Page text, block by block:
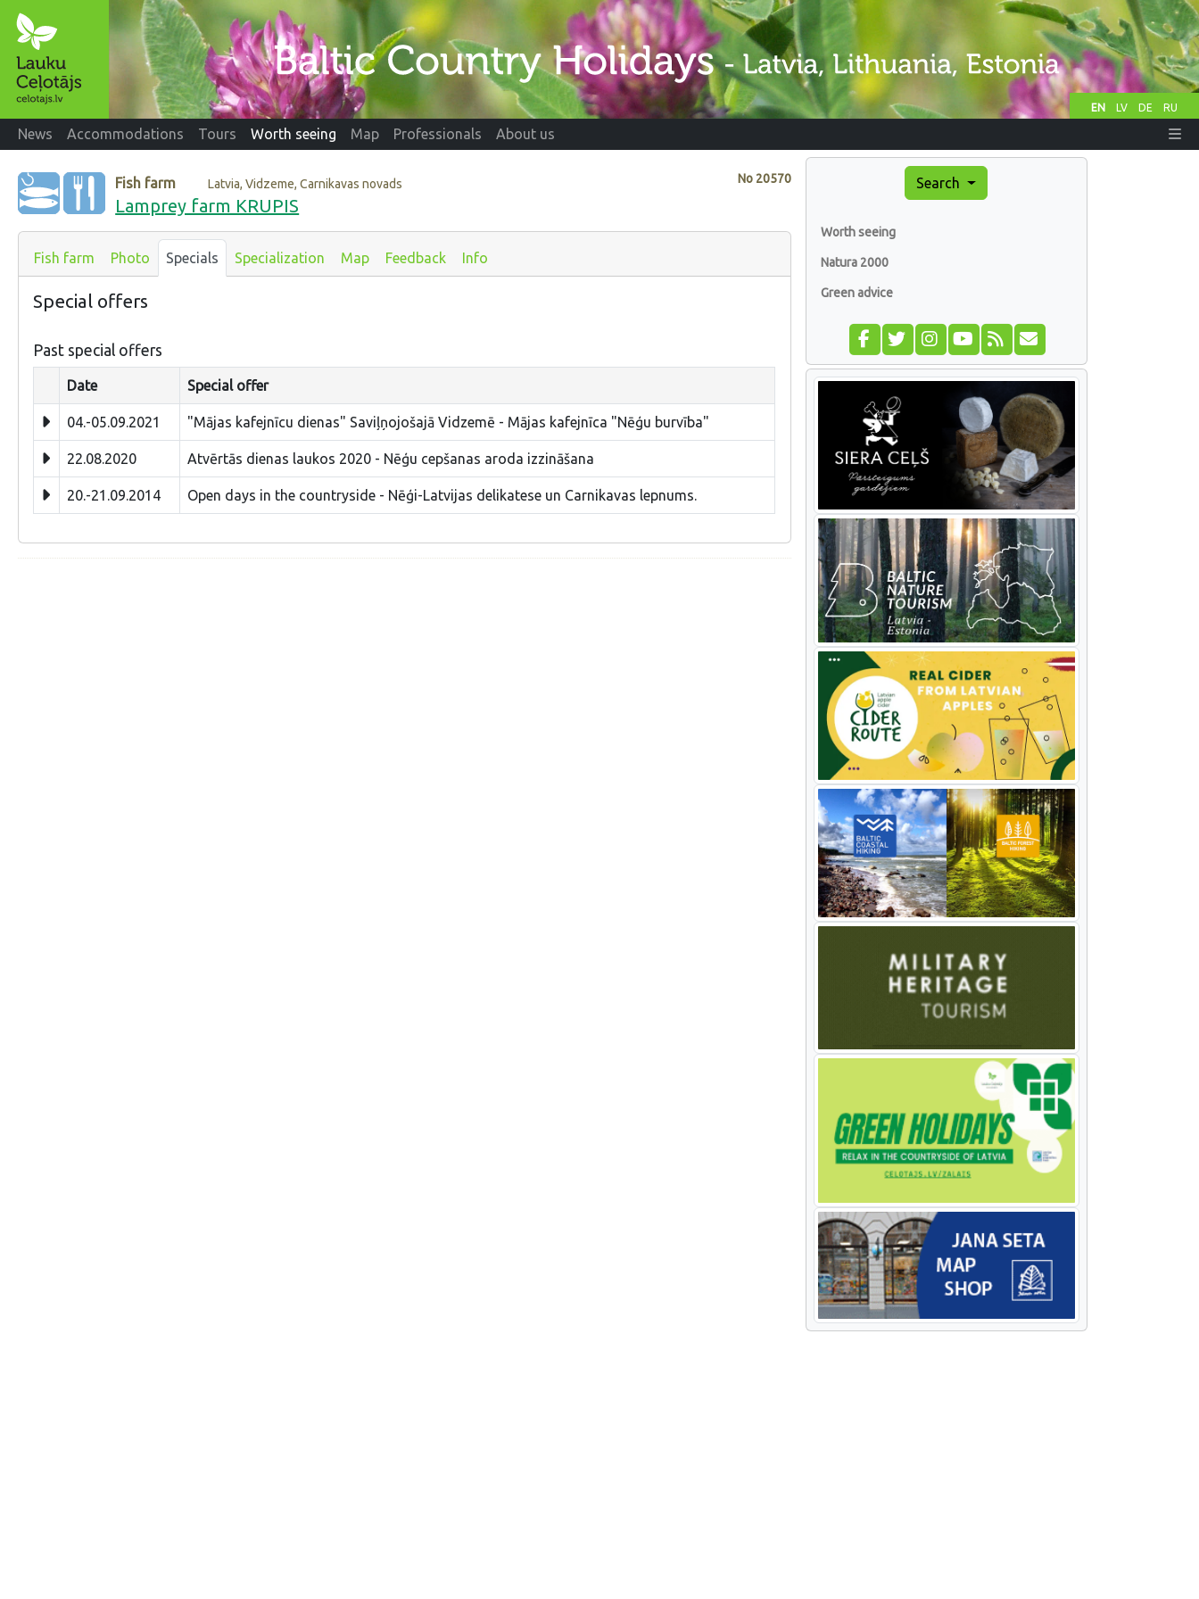
EN LV DE RU
News Accommodations Tours Worth seeing Map Professionals About us
No 20570
Fish farm Latvia, Vidzeme, Carnikavas novads
Lamprey farm KRUPIS
Fish farm Photo Specials Specialization Map Feedback Info
Special offers
Past special offers
Date Special offer
04.-05.09.2021 "Mājas kafejnīcu dienas" Saviļņojošajā Vidzemē - Mājas kafejnīca "Nēģu burvība"
22.08.2020 Atvērtās dienas laukos 2020 - Nēģu cepšanas aroda izzināšana
20.-21.09.2014 Open days in the countryside - Nēģi-Latvijas delikatese un Carnikavas lepnums.
Search
Worth seeing
Natura 2000
Green advice